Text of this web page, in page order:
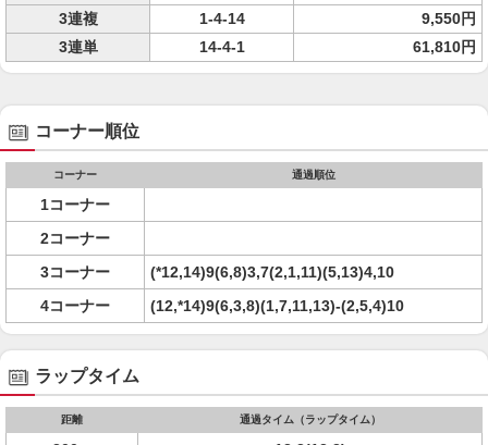
3連複
1-4-14
9,550円
3連単
14-4-1 61,810円
コーナー順位
コーナー 通過順位
1コーナー
2コーナー
3コーナー
(*12,14)9(6,8)3,7(2,1,11)(5,13)4,10
4コーナー
(12,*14)9(6,3,8)(1,7,11,13)-(2,5,4)10
ラップタイム
距離 通過タイム（ラップタイム）